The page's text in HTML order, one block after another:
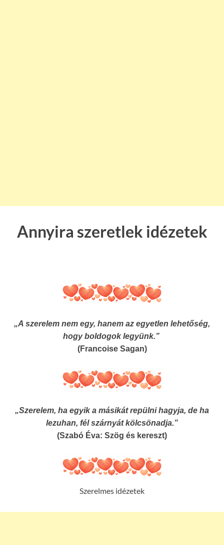
Annyira szeretlek idézetek
„A szerelem nem egy, hanem az egyetlen lehetőség,
hogy boldogok legyünk.”
(Francoise Sagan)
„Szerelem, ha egyik a másikát repülni hagyja, de ha
lezuhan, fél szárnyát kölcsönadja.”
(Szabó Éva: Szög és kereszt)
Szerelmes idézetek